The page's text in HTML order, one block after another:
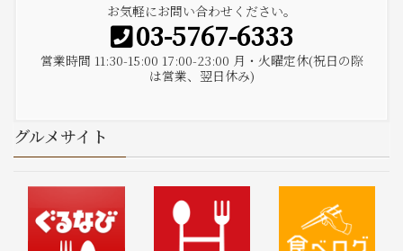
お気軽にお問い合わせください。
03-5767-6333
営業時間 11:30-15:00 17:00-23:00 月・火曜定休(祝日の際
は営業、翌日休み)
グルメサイト